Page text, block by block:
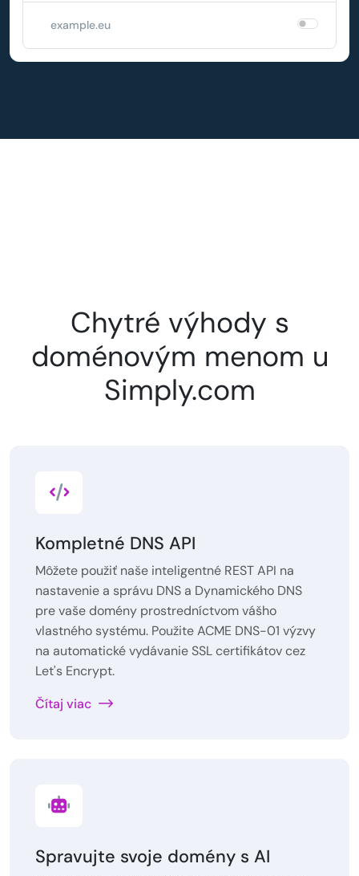
example.eu
Chytré výhody s
doménovým menom u
Simply.com
Kompletné DNS API
Môžete použiť naše inteligentné REST API na
nastavenie a správu DNS a Dynamického DNS
pre vaše domény prostredníctvom vášho
vlastného systému. Použite ACME DNS-01 výzvy
na automatické vydávanie SSL certifikátov cez
Let's Encrypt.
Čítaj viac
Spravujte svoje domény s AI